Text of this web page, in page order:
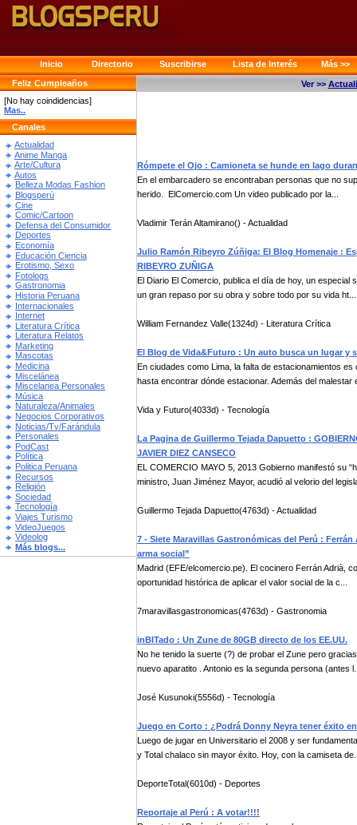
Inicio Directorio Suscribirse Lista de Interés
Más >>
Feliz Cumpleaños
[No hay coindidencias]
Mas..
Canales
Actualidad
Anime Manga
Arte/Cultura
Autos
Belleza Modas Fashion
Blogsperú
Cine
Comic/Cartoon
Defensa del Consumidor
Deportes
Economía
Educación Ciencia
Erotismo, Sexo
Fotologs
Gastronomia
Historia Peruana
Internacionales
Internet
Literatura Crítica
Literatura Relatos
Marketing
Mascotas
Medicina
Miscelánea
Miscelanea Personales
Música
Naturaleza/Animales
Negocios Corporativos
Noticias/Tv/Farándula
Personales
PodCast
Política
Politica Peruana
Recursos
Religión
Sociedad
Tecnología
Viajes Turismo
VideoJuegos
Videolog
Más blogs...
Ver >>
Rómpete el Ojo : Camioneta se hunde en lago
En el embarcadero se encontraban personas que no
herido. ElComercio.com Un video publicado por la...
Vladimir Terán Altamirano() - Actualidad
Julio Ramón Ribeyro Zúñiga: El Blog Homenaje :
RIBEYRO ZUÑIGA
El Diario El Comercio, publica el día de hoy, un
un gran repaso por su obra y sobre todo por su vida ht...
William Fernandez Valle(1324d) - Literatura Crítica
El Blog de Vida&Futuro : Un auto busca un lugar y
En ciudades como Lima, la falta de estacionamientos
hasta encontrar dónde estacionar. Además del malestar
Vida y Futuro(4033d) - Tecnología
La Pagina de Guillermo Tejada Dapuetto :
JAVIER DIEZ CANSECO
EL COMERCIO MAYO 5, 2013 Gobierno manifestó su
ministro, Juan Jiménez Mayor, acudió al velorio del
Guillermo Tejada Dapuetto(4763d) - Actualidad
7 - Siete Maravillas Gastronómicas del Perú :
arma social”
Madrid (EFE/elcomercio.pe). El cocinero Ferrán Adrià,
oportunidad histórica de aplicar el valor social de la c...
7maravillasgastronomicas(4763d) - Gastronomia
inBITado : Un Zune de 80GB directo de los EE.UU.
No he tenido la suerte (?) de probar el Zune pero
nuevo aparatito . Antonio es la segunda persona (antes
José Kusunoki(5556d) - Tecnología
Juego en Corto : ¿Podrá Donny Neyra tener éxito
Luego de jugar en Universitario el 2008 y ser
y Total chalaco sin mayor éxito. Hoy, con la camiseta
DeporteTotal(6010d) - Deportes
Reportaje al Perú : A votar!!!!